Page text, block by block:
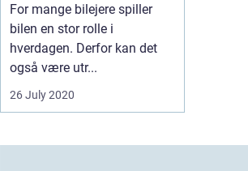
For mange bilejere spiller
bilen en stor rolle i
hverdagen. Derfor kan det
også være utr...
26 July 2020